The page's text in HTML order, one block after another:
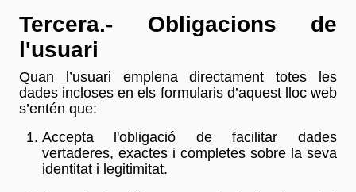
Tercera.- Obligacions de
l'usuari
Quan l’usuari emplena directament totes les
dades incloses en els formularis d’aquest lloc web
s’entén que:
Accepta l'obligació de facilitar dades
vertaderes, exactes i completes sobre la seva
identitat i legitimitat.